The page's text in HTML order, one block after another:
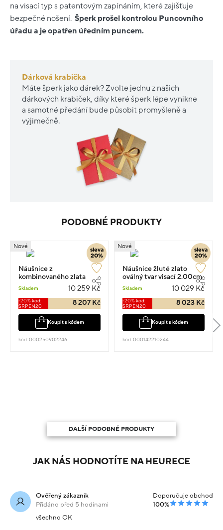
na visací typ s patentovým zapínáním, které zajišťuje
bezpečné nošení. Šperk prošel kontrolou Puncovního
úřadu a je opatřen úředním puncem.
Dárková krabička
Máte šperk jako dárek? Zvolte jednu z našich
dárkových krabiček, díky které šperk lépe vynikne
a samotné předání bude působit promyšleně a
výjimečně.
PODOBNÉ PRODUKTY
sleva
20%
Nové
Náušnice z
kombinovaného zlata
kapka 4cm 2.25g
Skladem 10 259 Kč
-20% kód:
SRPEN20
8 207 Kč
Koupit s kódem
kód: 000250902246
sleva
20%
Nové
Náušnice žluté zlato
oválný tvar visací 2.00cm
Skladem 10 029 Kč
-20% kód:
SRPEN20
8 023 Kč
Koupit s kódem
kód: 000142210244
DALŠÍ PODOBNÉ PRODUKTY
JAK NÁS HODNOTÍTE NA HEURECE
Ověřený zákazník
Přidáno před 5 hodinami
Doporučuje obchod
100%
všechno OK